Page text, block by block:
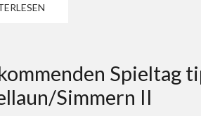
Spieltag
Simmern II